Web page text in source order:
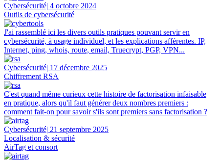
Cybersécurité| 4 octobre 2024
Outils de cybersécurité
J'ai rassemblé ici les divers outils pratiques pouvant servir en
cybersécurité, à usage individuel, et les explications afférentes. IP,
Internet, ping, whois, route, email, Truecrypt, PGP, VPN...
Cybersécurité| 17 décembre 2025
Chiffrement RSA
C'est quand même curieux cette histoire de factorisation infaisable
en pratique, alors qu'il faut générer deux nombres premiers :
comment fait-on pour savoir s'ils sont premiers sans factorisation ?
Cybersécurité| 21 septembre 2025
Localisation & sécurité
AirTag et consort